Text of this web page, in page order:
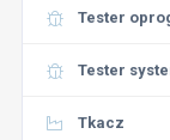
Tester
Tester
Tkacz